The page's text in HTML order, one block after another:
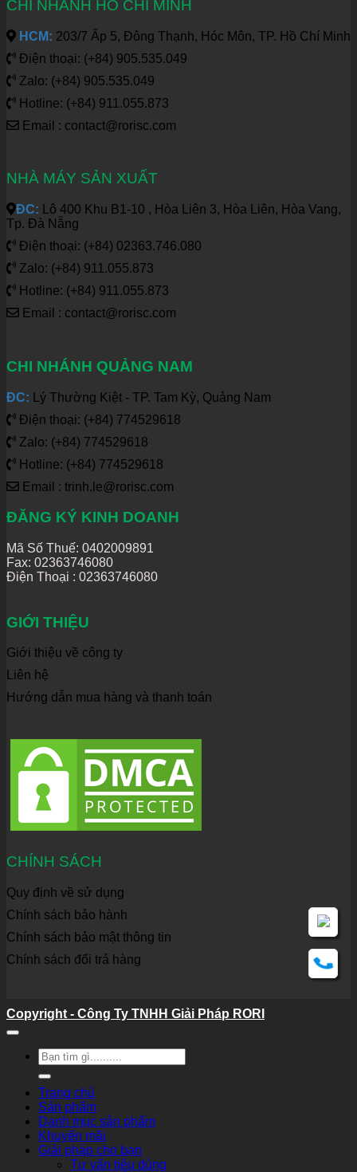
CHI NHÁNH HỒ CHÍ MINH
HCM: 203/7 Ấp 5, Đông Thạnh, Hóc Môn, TP. Hồ Chí Minh
Điện thoại: (+84) 905.535.049
Zalo: (+84) 905.535.049
Hotline: (+84) 911.055.873
Email : contact@rorisc.com
NHÀ MÁY SẢN XUẤT
ĐC: Lô 400 Khu B1-10 , Hòa Liên 3, Hòa Liên, Hòa Vang,
Tp. Đà Nẵng
Điện thoại: (+84) 02363.746.080
Zalo: (+84) 911.055.873
Hotline: (+84) 911.055.873
Email : contact@rorisc.com
CHI NHÁNH QUẢNG NAM
ĐC: Lý Thường Kiệt - TP. Tam Kỳ, Quảng Nam
Điện thoại: (+84) 774529618
Zalo: (+84) 774529618
Hotline: (+84) 774529618
Email : trinh.le@rorisc.com
ĐĂNG KÝ KINH DOANH
Mã Số Thuế: 0402009891
Fax: 02363746080
Điện Thoại : 02363746080
GIỚI THIỆU
Giới thiệu về công ty
Liên hệ
Hướng dẫn mua hàng và thanh toán
CHÍNH SÁCH
Quy định về sử dụng
Chính sách bảo hành
Chính sách bảo mật thông tin
Chính sách đổi trả hàng
Copyright - Công Ty TNHH Giải Pháp RORI
Tìm
kiếm:
Trang chủ
Sản phẩm
Danh mục sản phẩm
Khuyến mãi
Giải pháp cho bạn
Tư vấn tiêu dùng